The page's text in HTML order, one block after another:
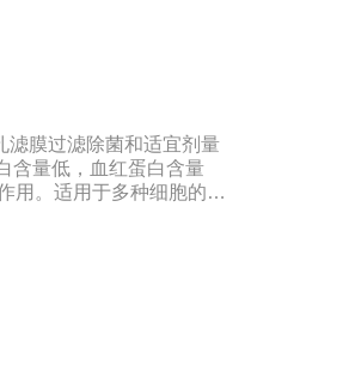
滤膜过滤除菌和适宜剂量
含量低，血红蛋白含量
用。适用于多种细胞的培
效期：5年注意事项：
可减少沉淀的产生使血